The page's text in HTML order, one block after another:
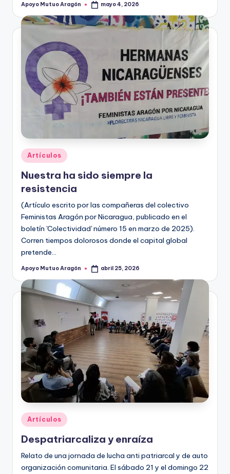
Publicado
Apoyo Mutuo Aragón mayo 4, 2026
Publicado
en
Artículos
Nuestra ha sido siempre la
resistencia
(Artículo escrito por las compañeras del colectivo
Feministas Aragón por Nicaragua, publicado en el
boletín 'Colectividad' número 15 en marzo de 2025).
Corren tiempos dolorosos donde el capital global
pretende…
Publicado
Apoyo Mutuo Aragón abril 25, 2026
Publicado
en
Artículos
Despatriarcaliza y enraíza
Relato de una jornada de lucha anti patriarcal y de auto
organización comunitaria. El sábado 21 y el domingo 22